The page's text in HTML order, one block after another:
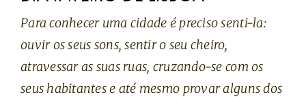
Para conhecer uma cidade é preciso senti-la:
ouvir os seus sons, sentir o seu cheiro,
atravessar as suas ruas, cruzando-se com os
seus habitantes e até mesmo provar alguns dos